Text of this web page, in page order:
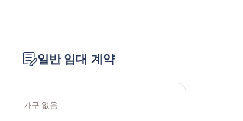
일반 임대 계약
가구 없음